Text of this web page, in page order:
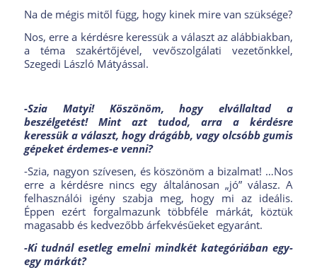
Na de mégis mitől függ, hogy kinek mire van szüksége?
Nos, erre a kérdésre keressük a választ az alábbiakban,
a téma szakértőjével, vevőszolgálati vezetőnkkel,
Szegedi László Mátyással.
-Szia Matyi! Köszönöm, hogy elvállaltad a
beszélgetést! Mint azt tudod, arra a kérdésre
keressük a választ, hogy drágább, vagy olcsóbb gumis
gépeket érdemes-e venni?
-Szia, nagyon szívesen, és köszönöm a bizalmat! …Nos
erre a kérdésre nincs egy általánosan „jó” válasz. A
felhasználói igény szabja meg, hogy mi az ideális.
Éppen ezért forgalmazunk többféle márkát, köztük
magasabb és kedvezőbb árfekvésűeket egyaránt.
-Ki tudnál esetleg emelni mindkét kategóriában egy-
egy márkát?